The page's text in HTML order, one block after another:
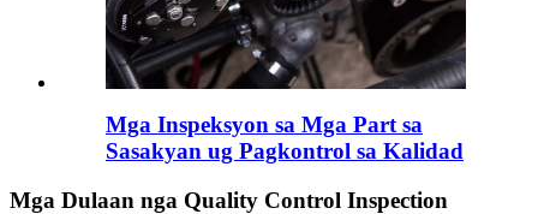
Mga Inspeksyon sa Mga Part sa
Sasakyan ug Pagkontrol sa Kalidad
Mga Dulaan nga Quality Control Inspection